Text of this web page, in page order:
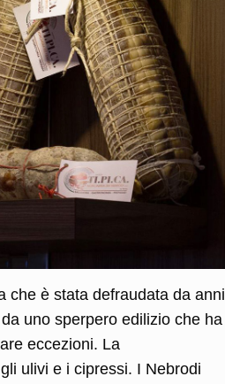
che è stata defraudata da anni
uno sperpero edilizio che ha
eccezioni. La
ulivi e i cipressi. I Nebrodi